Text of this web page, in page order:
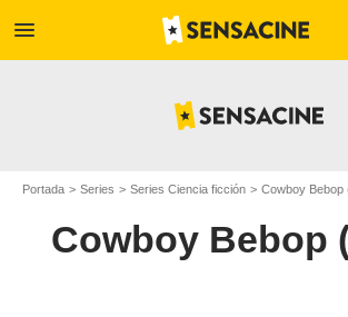
menu
Portada Series Series Ciencia ficción Cowboy Bebop
Cowboy Bebop